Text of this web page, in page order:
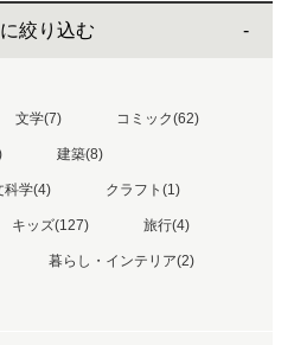
絞り込む
文学(7) コミック(62)
建築(8)
科学(4) クラフト(1)
キッズ(127) 旅行(4)
暮らし・インテリア(2)